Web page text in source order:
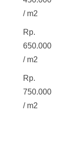
/ m2
Rp.
650.000
/ m2
Rp.
750.000
/ m2